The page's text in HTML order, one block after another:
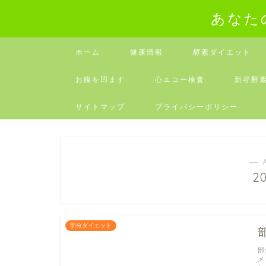
あなた
ホーム 健康情報 酵素ダイエット
お腹を凹ます 心エコー検査 新谷酵
サイトマップ プライバシーポリシー
―
部分ダイエット